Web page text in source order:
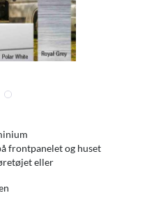
frontpanelet og huset
eller